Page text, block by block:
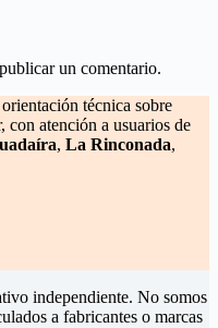
un comentario.
técnica sobre
con atención a usuarios de
, La Rinconada,
independiente. No somos
a fabricantes o marcas